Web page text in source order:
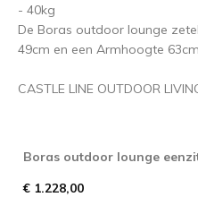
- 40kg
De Boras outdoor lounge
49cm en een Armhoogte
CASTLE LINE OUTDOOR
Boras outdoor lounge
€ 1.228,00